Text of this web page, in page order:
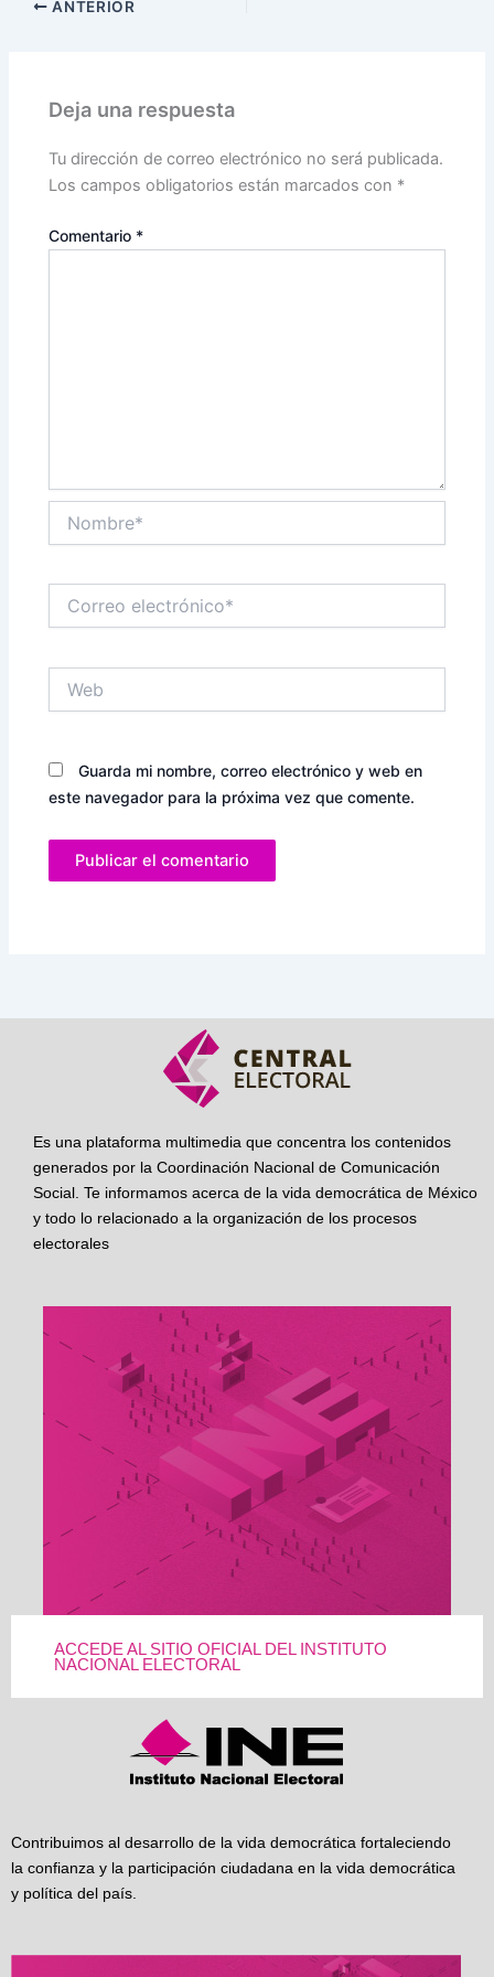
ANTERIOR
Deja una respuesta
Tu dirección de correo electrónico no será publicada.
Los campos obligatorios están marcados con *
Comentario *
electrónico*
Guarda mi nombre, correo electrónico y web en
este navegador para la próxima vez que comente.
Es una plataforma multimedia que concentra los contenidos
generados por la Coordinación Nacional de Comunicación
Social. Te informamos acerca de la vida democrática de México
y todo lo relacionado a la organización de los procesos
electorales
ACCEDE AL SITIO OFICIAL DEL INSTITUTO
NACIONAL ELECTORAL
Contribuimos al desarrollo de la vida democrática fortaleciendo
la confianza y la participación ciudadana en la vida democrática
y política del país.